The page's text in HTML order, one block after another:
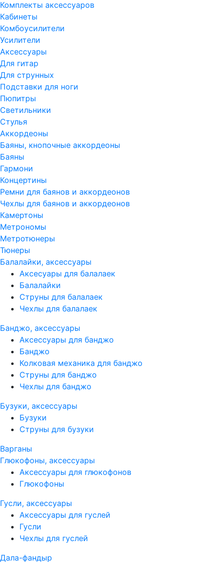
Комплекты аксессуаров
Кабинеты
Комбоусилители
Усилители
Аксессуары
Для гитар
Для струнных
Подставки для ноги
Пюпитры
Светильники
Стулья
Аккордеоны
Баяны, кнопочные аккордеоны
Баяны
Гармони
Концертины
Ремни для баянов и аккордеонов
Чехлы для баянов и аккордеонов
Камертоны
Метрономы
Метротюнеры
Тюнеры
Балалайки, аксессуары
Аксесуары для балалаек
Балалайки
Струны для балалаек
Чехлы для балалаек
Банджо, аксессуары
Аксессуары для банджо
Банджо
Колковая механика для банджо
Струны для банджо
Чехлы для банджо
Бузуки, аксессуары
Бузуки
Струны для бузуки
Варганы
Глюкофоны, аксессуары
Аксессуары для глюкофонов
Глюкофоны
Гусли, аксессуары
Аксессуары для гуслей
Гусли
Чехлы для гуслей
Дала-фандыр